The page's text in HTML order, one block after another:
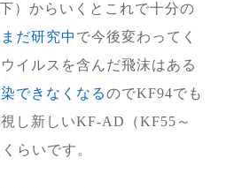
）からいくとこれで十分の
だ研究中 で今後変わってく
イルスを含んだ飛沫はある
できなくなるのでKF94でも
し新しいKF-AD（KF55～
らいです。